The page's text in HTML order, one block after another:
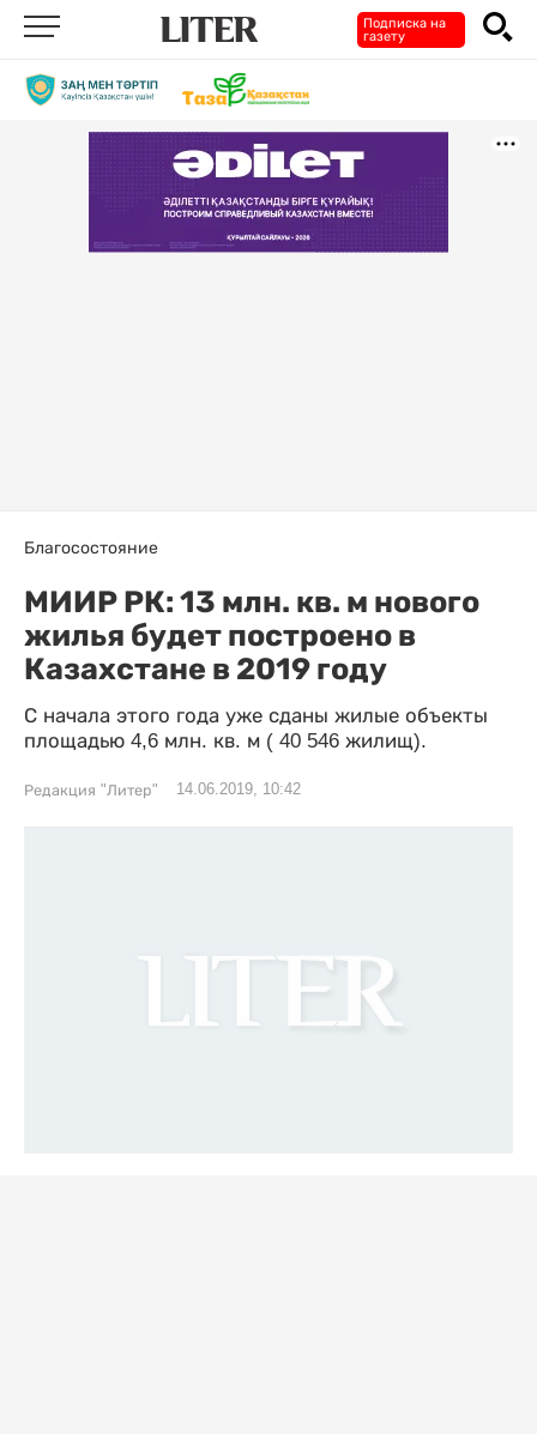
Подписка на
газету
Благосостояние
МИИР РК: 13 млн. кв. м нового
жилья будет построено в
Казахстане в 2019 году
С начала этого года уже сданы жилые объекты
площадью 4,6 млн. кв. м ( 40 546 жилищ).
Редакция "Литер" 14.06.2019, 10:42